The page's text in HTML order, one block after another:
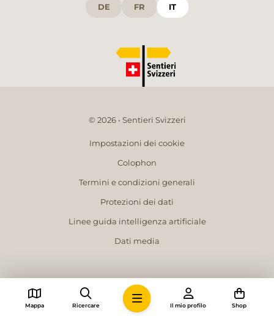
DE FR IT
© 2026 • Sentieri Svizzeri
Impostazioni dei cookie
Colophon
Termini e condizioni generali
Protezioni dei dati
Linee guida intelligenza artificiale
Dati media
Mappa Ricercare Il mio profilo Shop